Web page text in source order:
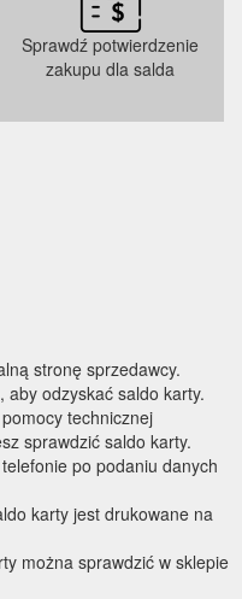
Sprawdź potwierdzenie
zakupu dla salda
stronę sprzedawcy.
odzyskać saldo karty.
technicznej
sprawdzić saldo karty.
po podaniu danych
karty jest drukowane na
można sprawdzić w sklepie